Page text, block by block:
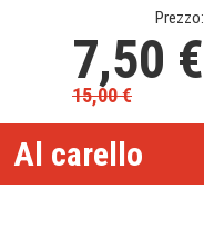
Prezzo:
7,50 €
15,00€